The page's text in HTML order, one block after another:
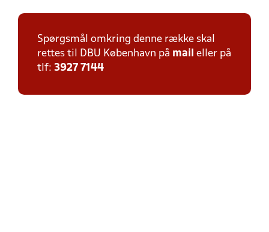
Spørgsmål omkring denne række skal
rettes til DBU København på mail eller på
tlf: 3927 7144